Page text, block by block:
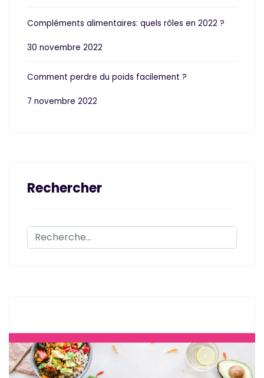
Compléments alimentaires: quels rôles en 2022 ?
30 novembre 2022
Comment perdre du poids facilement ?
7 novembre 2022
Rechercher
Rechercher